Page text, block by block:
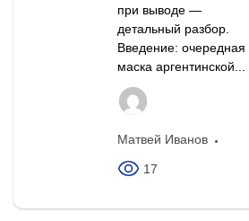
при выводе —
детальный разбор.
Введение: очередная
маска аргентинской...
Матвей Иванов
17